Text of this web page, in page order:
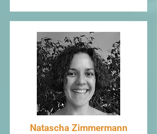
Natascha Zimmermann